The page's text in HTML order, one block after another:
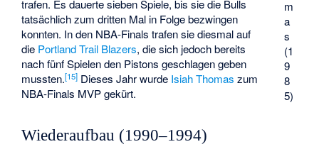
m
a
s
(1
9
8
5)
trafen. Es dauerte sieben Spiele, bis sie die Bulls
tatsächlich zum dritten Mal in Folge bezwingen
konnten. In den NBA-Finals trafen sie diesmal auf
die Portland Trail Blazers, die sich jedoch bereits
nach fünf Spielen den Pistons geschlagen geben
mussten.[15] Dieses Jahr wurde Isiah Thomas zum
NBA-Finals MVP gekürt.
Wiederaufbau (1990–1994)